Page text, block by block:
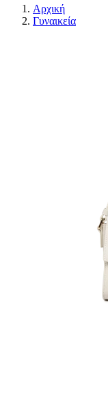
Αρχική
Γυναικεία